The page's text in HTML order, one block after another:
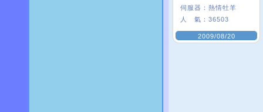
伺服器： 熱情牡羊
人 氣： 36503
2009/08/20